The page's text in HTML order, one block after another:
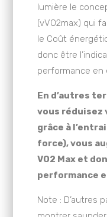
lumière le
(vVO2max) qui
le Coût
donc être
performance en
En d’autres
vous
grâce à
force), vous
VO2 Max et
performance
Note : D’autres